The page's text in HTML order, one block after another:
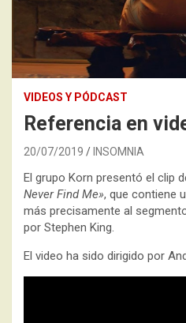
VIDEOS Y PÓDCAST
Referencia en
20/07/2019 INSOMNIA
El grupo Korn presentó el clip
Never Find Me», que contiene
más precisamente al
por Stephen King.
El video ha sido dirigido por